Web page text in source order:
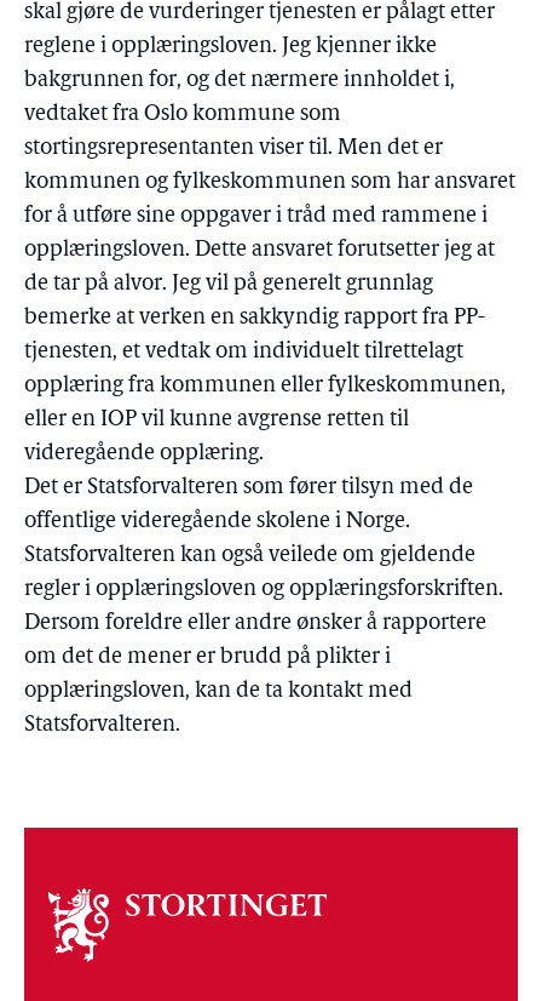
skal gjøre de vurderinger tjenesten er pålagt etter
reglene i opplæringsloven. Jeg kjenner ikke
bakgrunnen for, og det nærmere innholdet i,
vedtaket fra Oslo kommune som
stortingsrepresentanten viser til. Men det er
kommunen og fylkeskommunen som har ansvaret
for å utføre sine oppgaver i tråd med rammene i
opplæringsloven. Dette ansvaret forutsetter jeg at
de tar på alvor. Jeg vil på generelt grunnlag
bemerke at verken en sakkyndig rapport fra PP-
tjenesten, et vedtak om individuelt tilrettelagt
opplæring fra kommunen eller fylkeskommunen,
eller en IOP vil kunne avgrense retten til
videregående opplæring.
Det er Statsforvalteren som fører tilsyn med de
offentlige videregående skolene i Norge.
Statsforvalteren kan også veilede om gjeldende
regler i opplæringsloven og opplæringsforskriften.
Dersom foreldre eller andre ønsker å rapportere
om det de mener er brudd på plikter i
opplæringsloven, kan de ta kontakt med
Statsforvalteren.
Om
stortinget